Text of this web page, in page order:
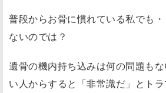
普段からお骨に慣れている私でも
ないのでは？
遺骨の機内持ち込みは何の問題も
い人からすると「非常識だ」とト